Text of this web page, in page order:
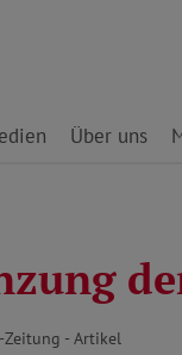
Über uns
Zeitung - Artikel